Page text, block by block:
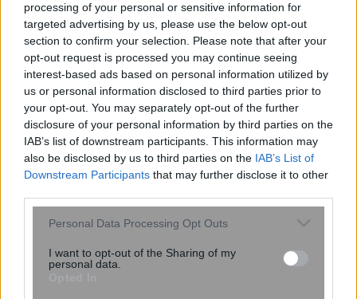
processing of your personal or sensitive information for
targeted advertising by us, please use the below opt-out
section to confirm your selection. Please note that after your
opt-out request is processed you may continue seeing
interest-based ads based on personal information utilized by
us or personal information disclosed to third parties prior to
your opt-out. You may separately opt-out of the further
disclosure of your personal information by third parties on the
IAB’s list of downstream participants. This information may
also be disclosed by us to third parties on the IAB’s List of
Downstream Participants that may further disclose it to other
Please note that this website/app uses one or more Google
not limited to your visit or usage behaviour. You may click to
grant or deny consent to Google and its third-party tags to
Personal Data Processing Opt Outs
I want to opt-out of the Sharing of my
personal data.
Κοντονής: Τεράστιες οι ευθύνες της ΝΔ
που νομιμοποιεί από την πίσω πόρτα τη
νεοναζιστική ιδεολογία της Χ.Α